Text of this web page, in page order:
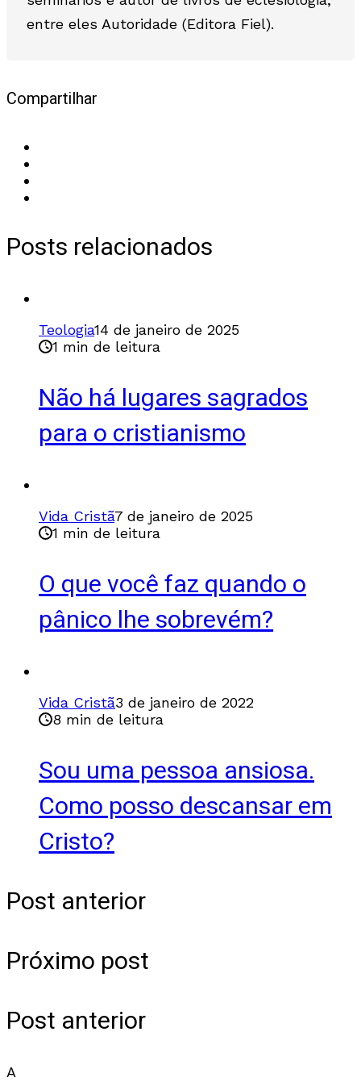
entre eles Autoridade (Editora Fiel).
Compartilhar
Posts relacionados
Teologia14 de janeiro de 2025
1 min de leitura
Não há lugares sagrados
para o cristianismo
Vida Cristã7 de janeiro de 2025
1 min de leitura
O que você faz quando o
pânico lhe sobrevém?
Vida Cristã3 de janeiro de 2022
8 min de leitura
Sou uma pessoa ansiosa.
Como posso descansar em
Cristo?
Post anterior
Próximo post
Post anterior
A